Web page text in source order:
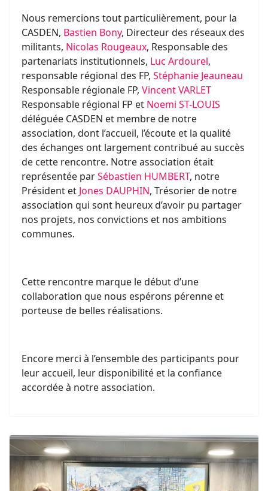
Nous remercions tout particulièrement, pour la
CASDEN, Bastien Bony, Directeur des réseaux des
militants, Nicolas Rougeaux, Responsable des
partenariats institutionnels, Luc Ardourel,
responsable régional des FP, Stéphanie Jeauneau
Responsable régionale FP, Vincent VARLET
Responsable régional FP et Noemi ST-LOUIS
déléguée CASDEN et membre de notre
association, dont l’accueil, l’écoute et la qualité
des échanges ont largement contribué au succès
de cette rencontre. Notre association était
représentée parSébastien HUMBERT, notre
Président et Jones DAUPHIN, Trésorier de notre
association qui sont heureux d’avoir pu partager
nos projets, nos convictions et nos ambitions
communes.
Cette rencontre marque le début d’une
collaboration que nous espérons pérenne et
porteuse de belles réalisations.
Encore merci à l’ensemble des participants pour
leur accueil, leur disponibilité et la confiance
accordée à notre association.